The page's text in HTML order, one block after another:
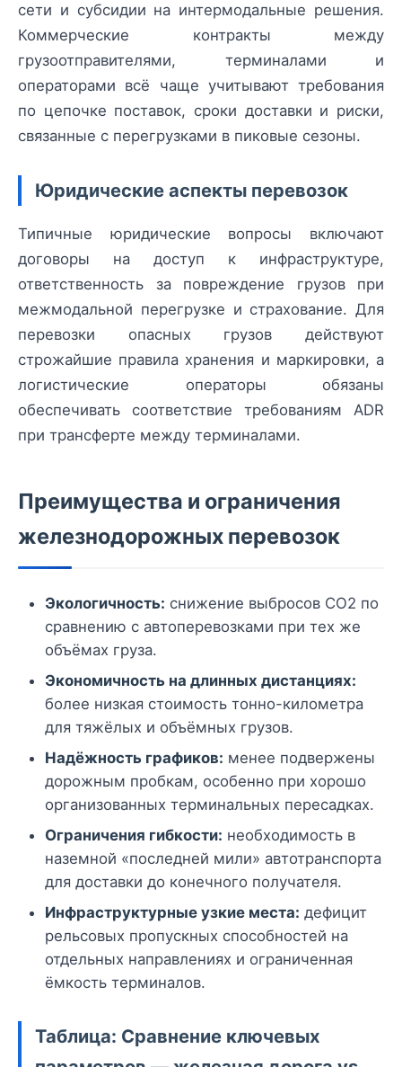
сети и субсидии на интермодальные решения.
Коммерческие контракты между
грузоотправителями, терминалами и
операторами всё чаще учитывают требования
по цепочке поставок, сроки доставки и риски,
связанные с перегрузками в пиковые сезоны.
Юридические аспекты перевозок
Типичные юридические вопросы включают
договоры на доступ к инфраструктуре,
ответственность за повреждение грузов при
межмодальной перегрузке и страхование. Для
перевозки опасных грузов действуют
строжайшие правила хранения и маркировки, а
логистические операторы обязаны
обеспечивать соответствие требованиям ADR
при трансферте между терминалами.
Преимущества и ограничения
железнодорожных перевозок
Экологичность: снижение выбросов CO2 по
сравнению с автоперевозками при тех же
объёмах груза.
Экономичность на длинных дистанциях:
более низкая стоимость тонно-километра
для тяжёлых и объёмных грузов.
Надёжность графиков: менее подвержены
дорожным пробкам, особенно при хорошо
организованных терминальных пересадках.
Ограничения гибкости: необходимость в
наземной «последней мили» автотранспорта
для доставки до конечного получателя.
Инфраструктурные узкие места: дефицит
рельсовых пропускных способностей на
отдельных направлениях и ограниченная
ёмкость терминалов.
Таблица: Сравнение ключевых